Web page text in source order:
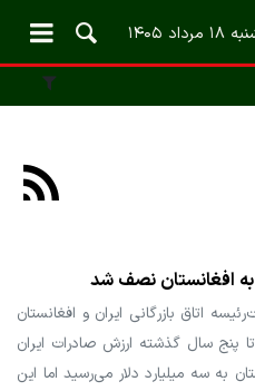
۱۴۰۵
افغانستان نصف شد
اتاق بازرگانی ایران و افغانستان
پنج سال گذشته ارزش صادرات ایران
به سه میلیارد دلار می‌رسید اما این